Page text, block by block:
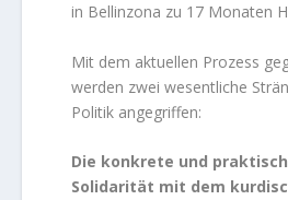
in Bellinzona zu 17 Monaten
Mit dem aktuellen Prozess
werden zwei wesentliche
Politik angegriffen:
Die konkrete und
Solidarität mit dem